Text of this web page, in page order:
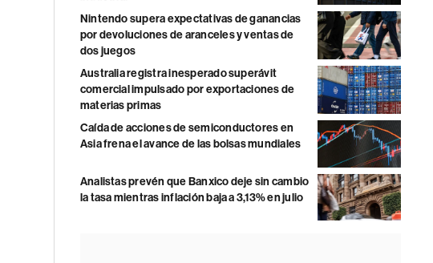
Nintendo supera expectativas de ganancias
por devoluciones de aranceles y ventas de
dos juegos
Australia registra inesperado superávit
comercial impulsado por exportaciones de
materias primas
Caída de acciones de semiconductores en
Asia frena el avance de las bolsas mundiales
Analistas prevén que Banxico deje sin cambio
la tasa mientras inflación baja a 3,13% en julio